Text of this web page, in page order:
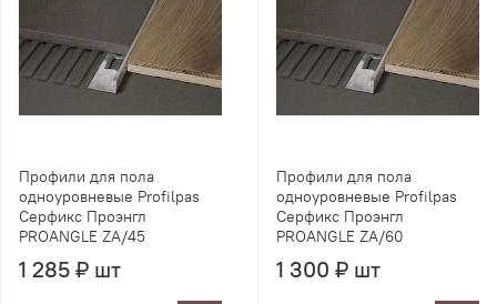
Профили для пола
одноуровневые Profilpas
Серфикс Проэнгл
PROANGLE ZA/45
1 285 ₽ шт
Профили для пола
одноуровневые Profilpas
Серфикс Проэнгл
PROANGLE ZA/60
1 300 ₽ шт